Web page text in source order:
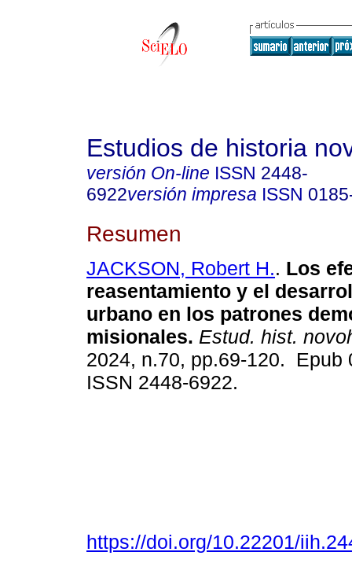
Estudios de historia
versión On-line ISSN 2448-
6922versión impresa ISSN
Resumen
JACKSON, Robert H.. Los
reasentamiento y el
urbano en los patrones
misionales. Estud. hist.
2024, n.70, pp.69-120. Epub
ISSN 2448-6922.
https://doi.org/10.22201/